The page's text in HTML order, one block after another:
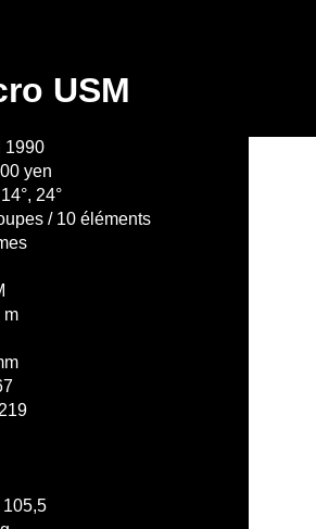
USM
1990
yen
24°
/ 10 éléments
m
105,5